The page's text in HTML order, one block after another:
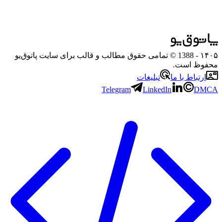
۱۴۰۵
- 1388 © تمامی حقوق مطالب و قالب برای سایت پاتوق‌یو
محفوظ است.
ارتباط با ما
تبلیغات
Telegram
LinkedIn DMCA